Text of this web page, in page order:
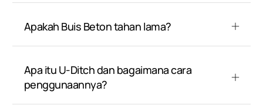
Apakah Buis Beton tahan lama?
Apa itu U-Ditch dan bagaimana cara
penggunaannya?